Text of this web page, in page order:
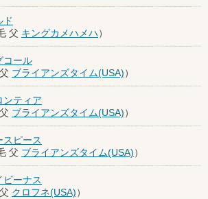
ド
父 キングカメハメハ）
コール
ブライアンズタイム(USA)）
ンティア
ブライアンズタイム(USA)）
スピース
父 ブライアンズタイム(USA)）
ビーナス
クロフネ(USA)）